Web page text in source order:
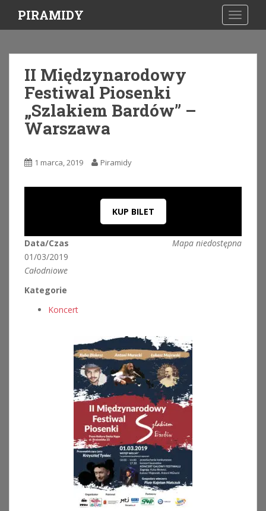
i
PIRAMIDY
II Międzynarodowy
Festiwal Piosenki
„Szlakiem Bardów” –
Warszawa
1 marca, 2019 Piramidy
KUP BILET
Mapa niedostępna
Data/Czas
01/03/2019
Całodniowe
Kategorie
Koncert